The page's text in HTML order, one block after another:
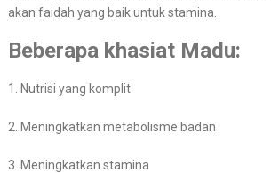
akan faidah yang baik untuk stamina.
Beberapa khasiat Madu:
1. Nutrisi yang komplit
2. Meningkatkan metabolisme badan
3. Meningkatkan stamina